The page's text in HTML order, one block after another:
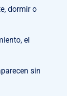
dormir o
el
sin